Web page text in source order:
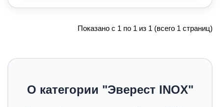
Показано с 1 по 1 из 1 (всего 1 страниц)
О категории "Эверест INOX"